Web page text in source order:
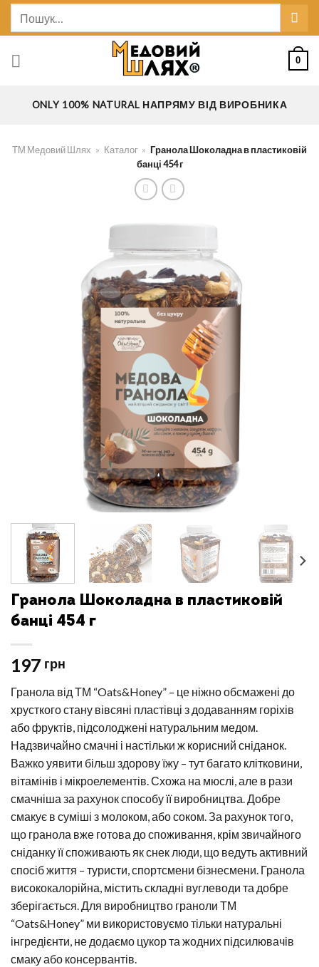
Skip
0
ONLY 100% NATURAL НАПРЯМУ ВІД ВИРОБНИКА
ТМ Медовий Шлях » Каталог » Гранола Шоколадна в пластиковій
банці 454 г
Гранола Шоколадна в пластиковій
банці 454 г
197 грн
Гранола від ТМ “Oats&Honey” – це ніжно обсмажені до
хрусткого стану вівсяні пластівці з додаванням горіхів
або фруктів, підсолоджені натуральним медом.
Надзвичайно смачні і настільки ж корисний сніданок.
Важко уявити більш здорову їжу – тут багато клітковини,
вітамінів і мікроелементів. Схожа на мюслі, але в рази
смачніша за рахунок способу її виробництва. Добре
смакує в суміші з молоком, або соком. За рахунок того,
що гранола вже готова до споживання, крім звичайного
сніданку її споживають як снек люди, що ведуть активний
спосіб життя – туристи, спортсмени бізнесмени. Гранола
висококалорійна, містить складні вуглеводи та добре
зберігається. Для виробництво граноли ТМ
“Oats&Honey” ми використовуємо тільки натуральні
інгредієнти, не додаємо цукор та жодних підсилювачів
смаку або консервантів.